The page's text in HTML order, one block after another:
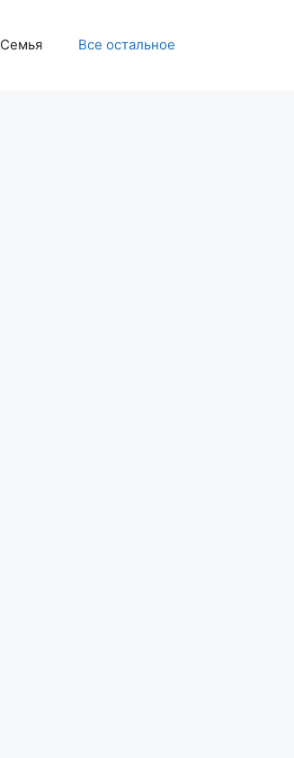
Семья Все остальное